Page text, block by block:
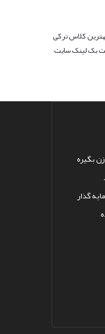
کلاس ترکی
بک لینکسایت
بگیره